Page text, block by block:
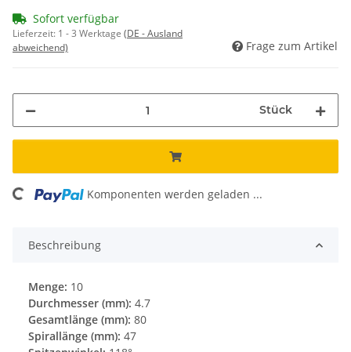
Sofort verfügbar
Lieferzeit: 1 - 3 Werktage (DE - Ausland
abweichend)
Frage zum Artikel
Stück
Komponenten werden geladen ...
Beschreibung
Menge: 10
Durchmesser (mm): 4.7
Gesamtlänge (mm): 80
Spirallänge (mm): 47